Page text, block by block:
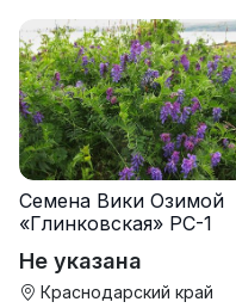
Семена Вики Озимой
«Глинковская» РС-1
Не указана
Краснодарский край